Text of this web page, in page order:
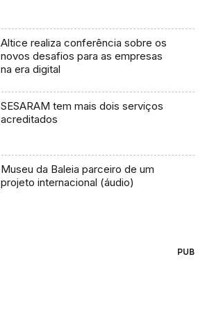
Altice realiza conferência sobre os
novos desafios para as empresas
na era digital
SESARAM tem mais dois serviços
acreditados
Museu da Baleia parceiro de um
projeto internacional (áudio)
PUB